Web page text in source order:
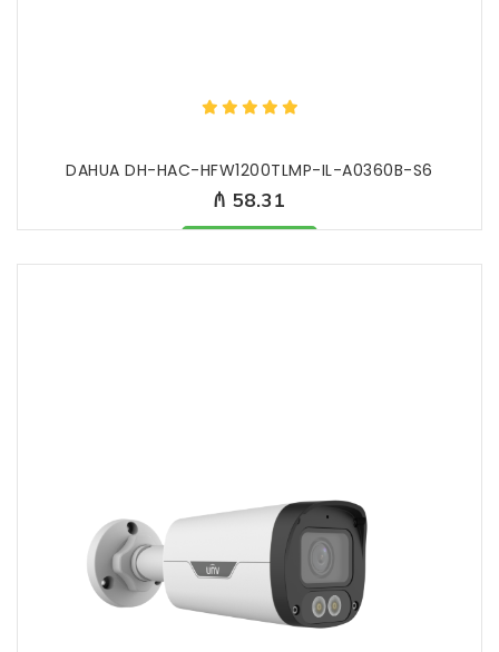
DAHUA DH-HAC-HFW1200TLMP-IL-A0360B-S6
₼ 58.31
Məhsul mövcüddur